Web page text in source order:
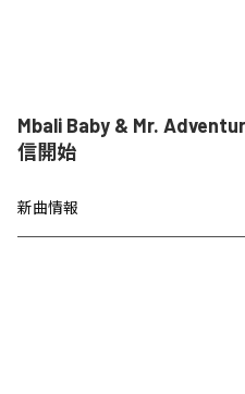
Mbali Baby & Mr.
信開始
新曲情報